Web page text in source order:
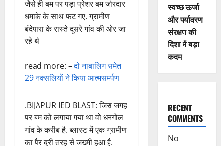
जैसे ही बम पर पड़ा प्रेशर बम जोरदार
धमाके के साथ फट गए. ग्रामीण
बंदेपारा के रास्ते दूसरे गांव की ओर जा
रहे थे
read more: –दो नाबालिग समेत
29 नक्सलियों ने किया आत्मसमर्पण
.BIJAPUR IED BLAST: जिस जगह
पर बम को लगाया गया था वो धनगोल
गांव के करीब है. ब्लास्ट में एक ग्रामीण
का पैर बुरी तरह से जख्मी हुआ है.
स्वच्छ ऊर्जा
और पर्यावरण
संरक्षण की
दिशा में बड़ा
कदम
RECENT
COMMENTS
No